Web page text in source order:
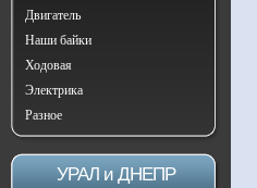
Двигатель
Наши байки
Ходовая
Электрика
Разное
УРАЛ и ДНЕПР